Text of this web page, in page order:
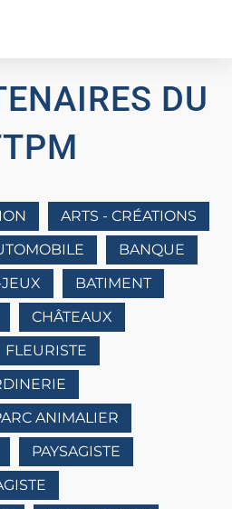
DU
ARTS - CRÉATIONS
BANQUE
BATIMENT
CHÂTEAUX
FLEURISTE
ANIMALIER
PAYSAGISTE